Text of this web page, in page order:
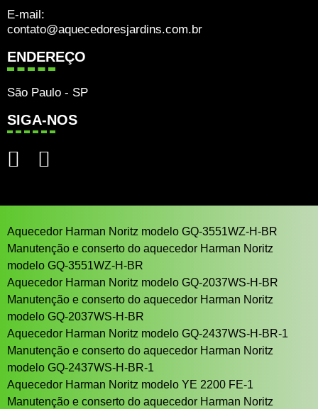
E-mail:
contato@aquecedoresjardins.com.br
ENDEREÇO
São Paulo - SP
SIGA-NOS
Aquecedor Harman Noritz modelo GQ-3551WZ-H-BR
Manutenção e conserto do aquecedor Harman Noritz
modelo GQ-3551WZ-H-BR
Aquecedor Harman Noritz modelo GQ-2037WS-H-BR
Manutenção e conserto do aquecedor Harman Noritz
modelo GQ-2037WS-H-BR
Aquecedor Harman Noritz modelo GQ-2437WS-H-BR-1
Manutenção e conserto do aquecedor Harman Noritz
modelo GQ-2437WS-H-BR-1
Aquecedor Harman Noritz modelo YE 2200 FE-1
Manutenção e conserto do aquecedor Harman Noritz